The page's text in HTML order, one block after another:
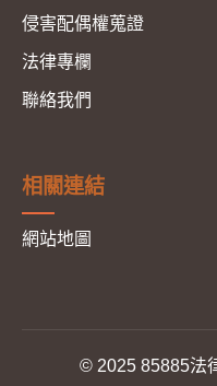
侵害配偶權蒐證
法律專欄
聯絡我們
相關連結
網站地圖
© 2025 85885法